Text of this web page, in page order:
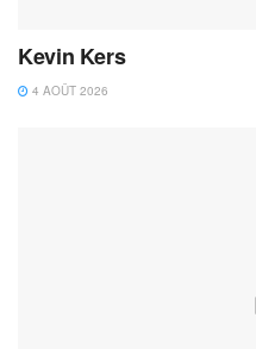
Kevin Kers
4 AOÛT 2026